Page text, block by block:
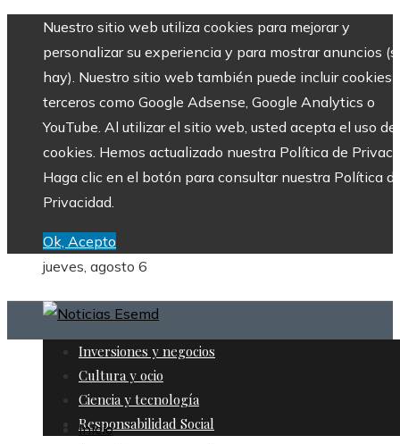
Nuestro sitio web utiliza cookies para mejorar y
personalizar su experiencia y para mostrar anuncios
hay). Nuestro sitio web también puede incluir cookies
terceros como Google Adsense, Google Analytics o
YouTube. Al utilizar el sitio web, usted acepta el uso de
cookies. Hemos actualizado nuestra Política de
Haga clic en el botón para consultar nuestra Política
Privacidad.
Ok, Acepto
jueves, agosto 6
Inversiones y negocios
Cultura y ocio
Ciencia y tecnología
Responsabilidad Social
Inicio